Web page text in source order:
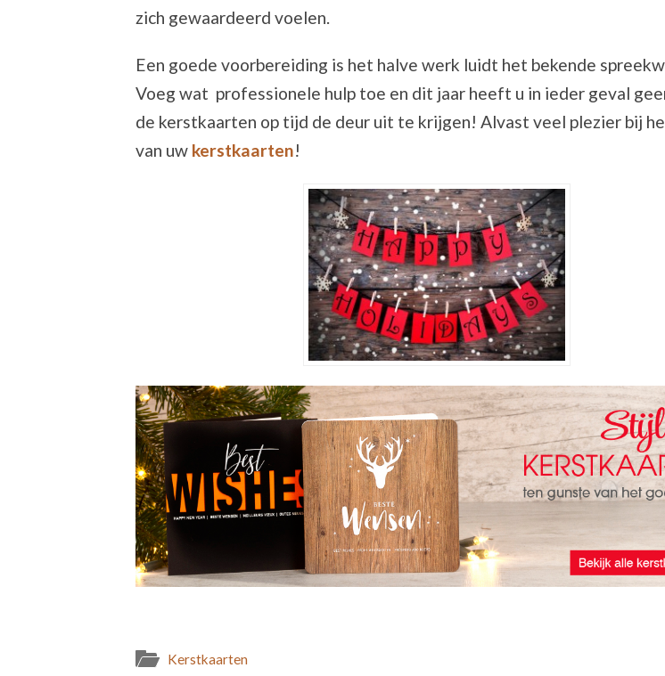
zich gewaardeerd voelen.
Een goede voorbereiding is het halve werk luidt het bekende
Voeg wat professionele hulp toe en dit jaar heeft u in ieder geval
de kerstkaarten op tijd de deur uit te krijgen! Alvast veel plezier bij
van uw kerstkaarten!
Kerstkaarten